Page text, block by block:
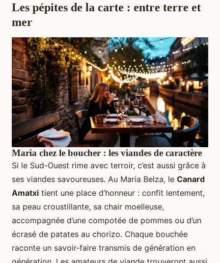
Les pépites de la carte : entre terre et
mer
Maria chez le boucher : les viandes de caractère
Si le Sud-Ouest rime avec terroir, c’est aussi grâce à
ses viandes savoureuses. Au Maria Belza, le Canard
Amatxi tient une place d’honneur : confit lentement,
sa peau croustillante, sa chair moelleuse,
accompagnée d’une compotée de pommes ou d’un
écrasé de patates au chorizo. Chaque bouchée
raconte un savoir-faire transmis de génération en